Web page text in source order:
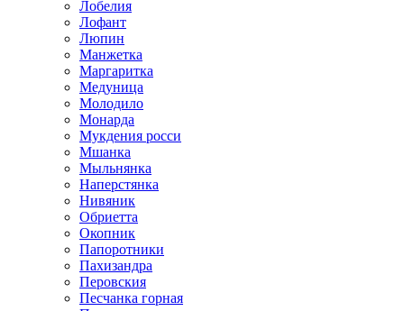
Лобелия
Лофант
Люпин
Манжетка
Маргаритка
Медуница
Молодило
Монарда
Мукдения росси
Мшанка
Мыльнянка
Наперстянка
Нивяник
Обриетта
Окопник
Папоротники
Пахизандра
Перовския
Песчанка горная